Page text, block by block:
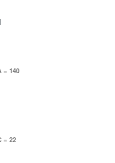
= 140
= 22